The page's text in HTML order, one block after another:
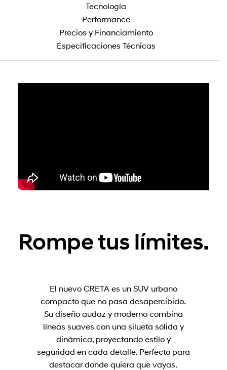
Tecnología
Performance
Precios y Financiamiento
Especificaciones Técnicas
Rompe tus límites.
El nuevo CRETA es un SUV urbano
compacto que no pasa desapercibido.
Su diseño audaz y moderno combina
líneas suaves con una silueta sólida y
dinámica, proyectando estilo y
seguridad en cada detalle. Perfecto para
destacar donde quiera que vayas.